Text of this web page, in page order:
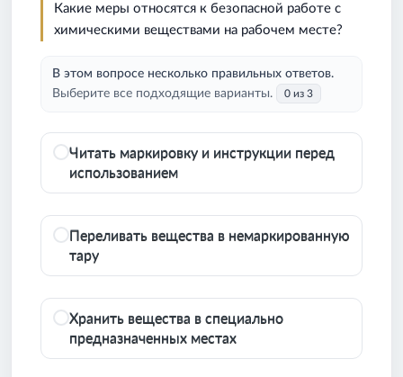
Какие меры относятся к безопасной работе с
химическими веществами на рабочем месте?
В этом вопросе несколько правильных ответов.
Выберите все подходящие варианты.
0 из 3
Читать маркировку и инструкции перед
использованием
Переливать вещества в немаркированную
тару
Хранить вещества в специально
предназначенных местах